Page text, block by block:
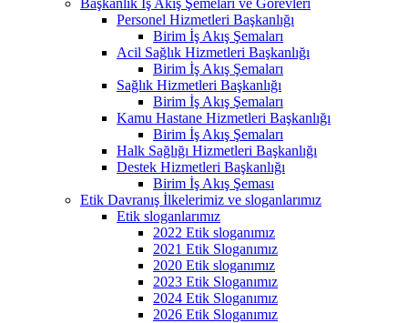
Personel Hizmetleri Başkanlığı
Birim İş Akış Şemaları
Acil Sağlık Hizmetleri Başkanlığı
Birim İş Akış Şemaları
Sağlık Hizmetleri Başkanlığı
Birim İş Akış Şemaları
Kamu Hastane Hizmetleri Başkanlığı
Birim İş Akış Şemaları
Halk Sağlığı Hizmetleri Başkanlığı
Destek Hizmetleri Başkanlığı
Birim İş Akış Şeması
Etik Davranış İlkelerimiz ve sloganlarımız
Etik sloganlarımız
2022 Etik sloganımız
2021 Etik Sloganımız
2020 Etik sloganımız
2023 Etik Sloganımız
2024 Etik Sloganımız
2026 Etik Sloganımız